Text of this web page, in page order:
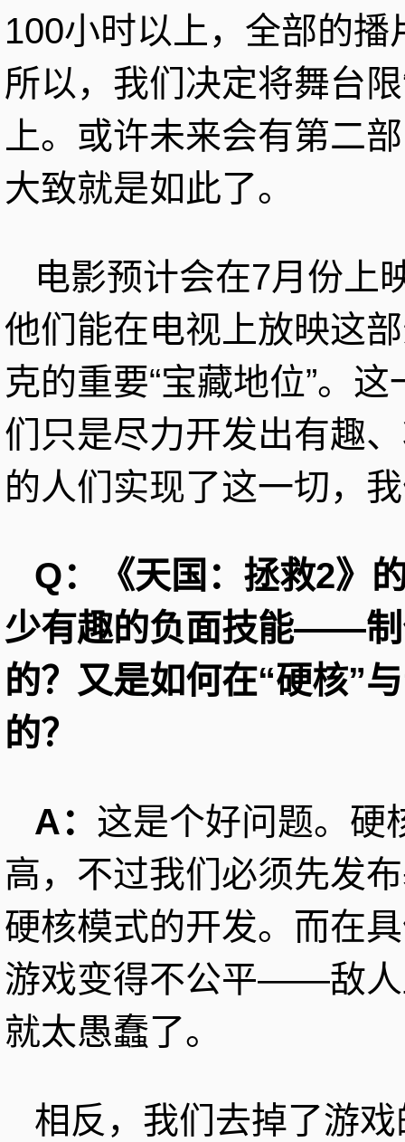
100小时以上，全部的
所以，我们决定将舞台
上。或许未来会有第二
大致就是如此了。
电影预计会在7月份上
他们能在电视上放映这
克的重要“宝藏地位”。
们只是尽力开发出有趣
的人们实现了这一切，
Q：《天国：拯救2》
少有趣的负面技能——制
的？又是如何在“硬核”
的？
A： 这是个好问题。硬
高，不过我们必须先发
硬核模式的开发。而在
游戏变得不公平——敌
就太愚蠢了。
相反，我们去掉了游